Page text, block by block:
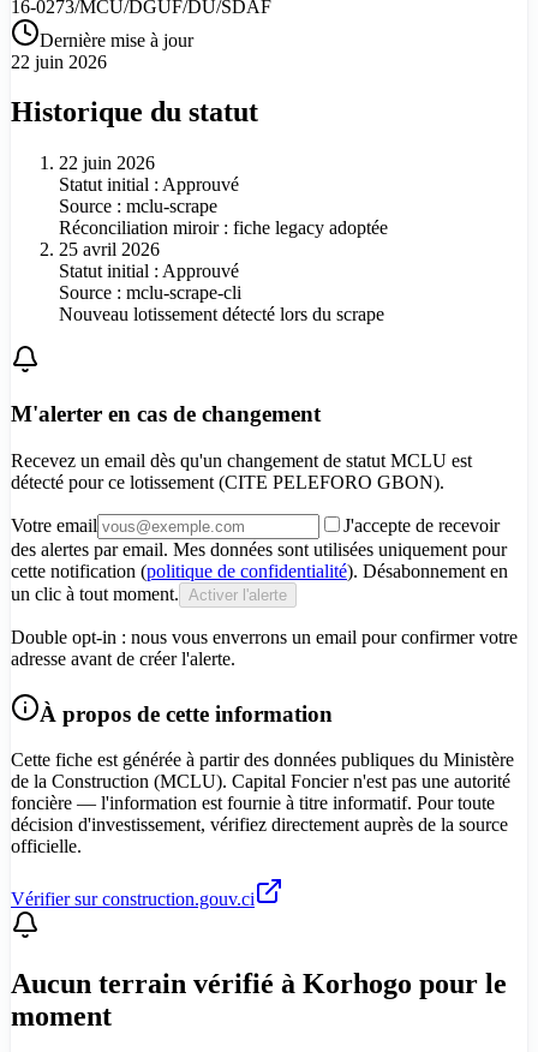
16-0273/MCU/DGUF/DU/SDAF
Dernière mise à jour
22 juin 2026
Historique du statut
22 juin 2026
Statut initial : Approuvé
Source : mclu-scrape
Réconciliation miroir : fiche legacy adoptée
25 avril 2026
Statut initial : Approuvé
Source : mclu-scrape-cli
Nouveau lotissement détecté lors du scrape
M'alerter en cas de changement
Recevez un email dès qu'un changement de statut MCLU est
détecté pource lotissement (CITE PELEFORO GBON).
Votre email
J'accepte de recevoir
des alertes par email. Mes données sont utilisées uniquement pour
cette notification (politique de confidentialité). Désabonnement en
un clic à tout moment. Activer l'alerte
Double opt-in : nous vous enverrons un email pour confirmer votre
adresse avant de créer l'alerte.
À propos de cette information
Cette fiche est générée à partir des données publiques du Ministère
de la Construction (MCLU). Capital Foncier n'est pas une autorité
foncière — l'information est fournie à titre informatif. Pour toute
décision d'investissement, vérifiez directement auprès de la source
officielle.
Vérifier sur construction.gouv.ci
Aucun terrain vérifié à Korhogo pour le
moment